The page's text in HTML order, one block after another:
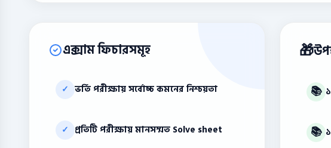
এক্সাম ফিচারসমূহ
✓ ভর্তি পরীক্ষায় সর্বোচ্চ কমনের নিশ্চয়তা
✓ প্রতিটি পরীক্ষায় মানসম্মত Solve sheet
🎁
📚
📚